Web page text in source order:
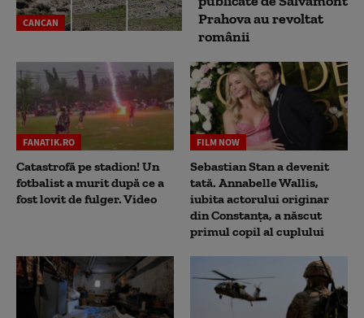
CANCAN
Prahova au revoltat
românii
FANATIK.RO
Catastrofă pe stadion! Un
fotbalist a murit după ce a
fost lovit de fulger. Video
FILM NOW
Sebastian Stan a devenit
tată. Annabelle Wallis,
iubita actorului originar
din Constanța, a născut
primul copil al cuplului